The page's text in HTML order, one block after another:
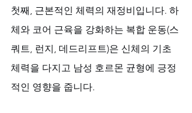
첫째, 근본적인 체력의 재정비입니다. 하
체와 코어 근육을 강화하는 복합 운동(스
쿼트, 런지, 데드리프트)은 신체의 기초
체력을 다지고 남성 호르몬 균형에 긍정
적인 영향을 줍니다.